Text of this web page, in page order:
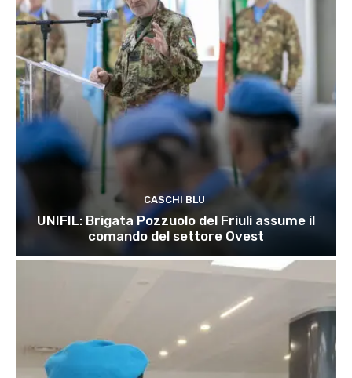
CASCHI BLU
UNIFIL: Brigata Pozzuolo del Friuli assume il
comando del settore Ovest